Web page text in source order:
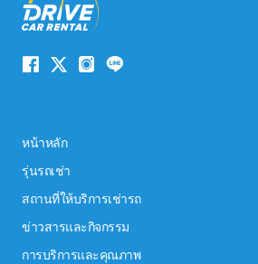
หน้าหลัก
รุ่นรถเช่า
สถานที่ให้บริการเช่ารถ
ข่าวสารและกิจกรรม
การบริการและคุณภาพ